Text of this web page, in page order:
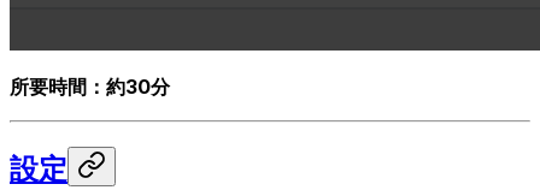
所要時間：約30分
設定